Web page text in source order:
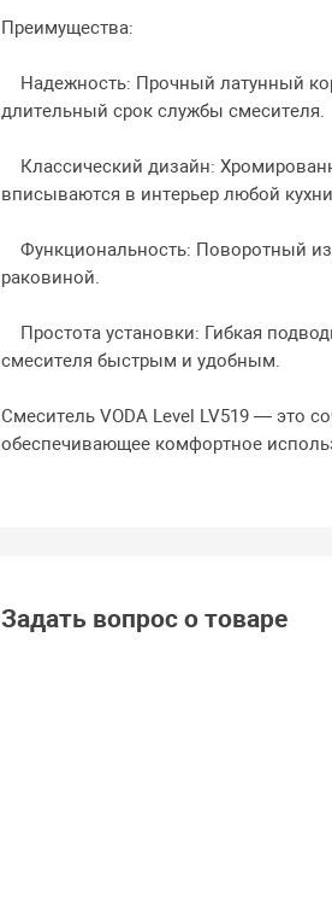
Преимущества:
Надежность: Прочный латунный
длительный срок службы смесителя.​
Классический дизайн:
вписываются в интерьер любой
Функциональность: Поворотный
раковиной.​
Простота установки: Гибкая
смесителя быстрым и удобным.​
Смеситель VODA Level LV519 — это
обеспечивающее комфортное
Задать вопрос о товаре